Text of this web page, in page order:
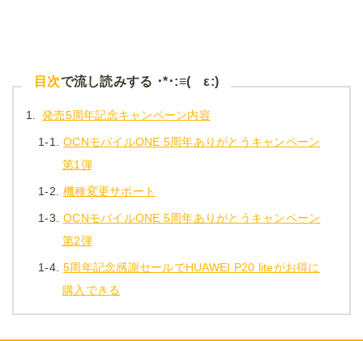
目次で流し読みする ･*･:≡( ε:)
1. 発売5周年記念キャンペーン内容
1-1.
OCNモバイルONE 5周年ありがとうキャンペーン
第1弾
1-2. 機種変更サポート
1-3.
OCNモバイルONE 5周年ありがとうキャンペーン
第2弾
1-4. 5周年記念感謝セールでHUAWEI P20 liteがお得に
購入できる